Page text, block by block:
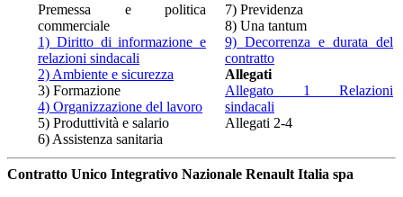
Premessa e politica
commerciale
1) Diritto di informazione e
relazioni sindacali
2) Ambiente e sicurezza
3) Formazione
4) Organizzazione del lavoro
5) Produttività e salario
6) Assistenza sanitaria
7) Previdenza
8) Una tantum
9) Decorrenza e durata del
contratto
Allegati
Allegato 1 Relazioni
sindacali
Allegati 2-4
Contratto Unico Integrativo Nazionale Renault Italia spa